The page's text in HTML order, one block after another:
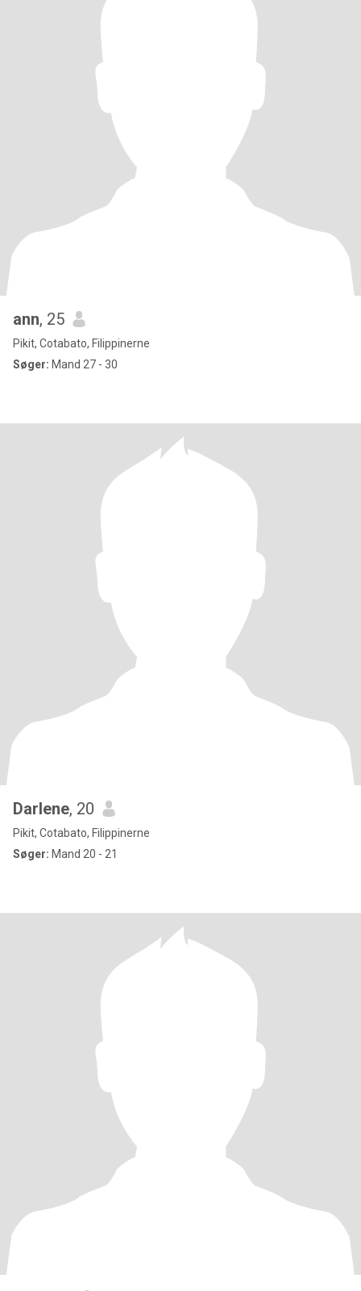
ann, 25
Pikit, Cotabato, Filippinerne
Søger: Mand 27 - 30
Darlene, 20
Pikit, Cotabato, Filippinerne
Søger: Mand 20 - 21